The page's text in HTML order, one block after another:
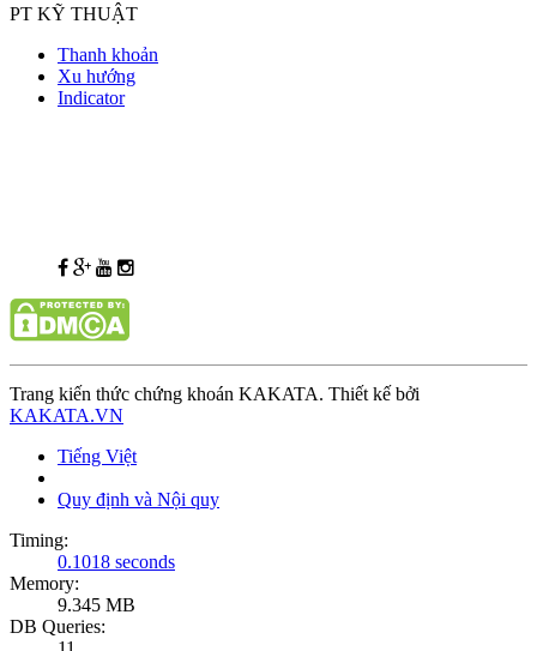
PT KỸ THUẬT
Thanh khoản
Xu hướng
Indicator
Trang kiến thức chứng khoán KAKATA. Thiết kế bởi
KAKATA.VN
Tiếng Việt
Quy định và Nội quy
Timing:
0.1018 seconds
Memory:
9.345 MB
DB Queries: